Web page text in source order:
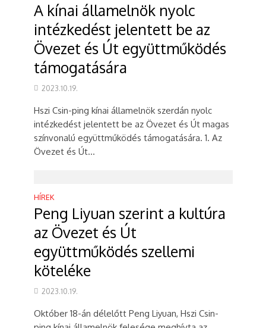
A kínai államelnök nyolc
intézkedést jelentett be az
Övezet és Út együttműködés
támogatására
2023.10.19.
Hszi Csin-ping kínai államelnök szerdán nyolc
intézkedést jelentett be az Övezet és Út magas
színvonalú együttműködés támogatására. 1. Az
Övezet és Út...
HÍREK
Peng Liyuan szerint a kultúra
az Övezet és Út
együttműködés szellemi
köteléke
2023.10.19.
Október 18-án délelőtt Peng Liyuan, Hszi Csin-